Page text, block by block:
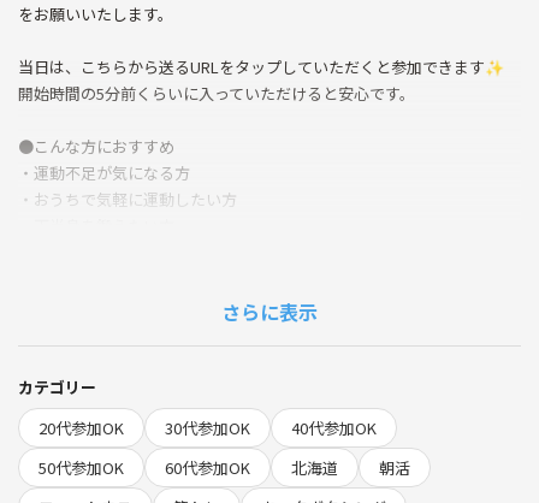
をお願いいたします。
当日は、こちらから送るURLをタップしていただくと参加できます✨
開始時間の5分前くらいに入っていただけると安心です。
●こんな方におすすめ
・運動不足が気になる方
・おうちで気軽に運動したい方
・ヨガマットまたは床に敷くもの（タオル等）
さらに表示
カテゴリー
20代参加OK
30代参加OK
40代参加OK
50代参加OK
60代参加OK 北海道
朝活